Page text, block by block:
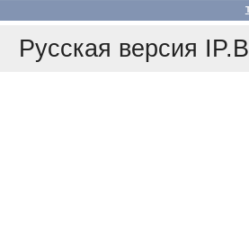
Русская версия